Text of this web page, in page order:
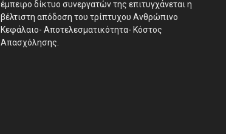
έμπειρο δίκτυο συνεργατών της επιτυγχάνεται η
βέλτιστη απόδοση του τρίπτυχου Ανθρώπινο
Κεφάλαιο- Αποτελεσματικότητα- Κόστος
Απασχόλησης.